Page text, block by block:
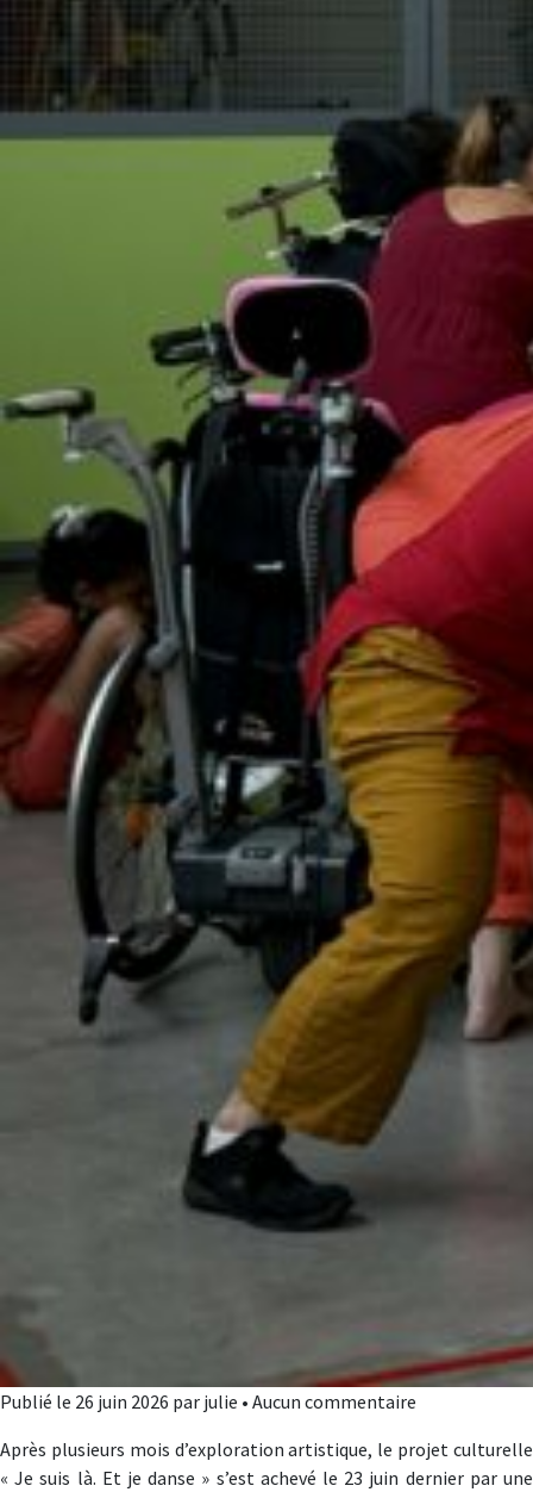
Publié le 26 juin 2026 par julie • Aucun commentaire
Après plusieurs mois d’exploration artistique, le projet culturelle
« Je suis là. Et je danse » s’est achevé le 23 juin dernier par une